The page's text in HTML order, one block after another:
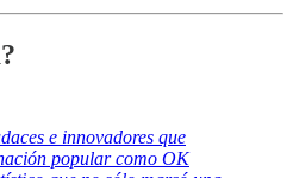
e innovadores que
popular como OK